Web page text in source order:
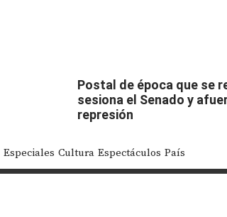
Postal de época que se
sesiona el Senado y
represión
Especiales Cultura Espectáculos País